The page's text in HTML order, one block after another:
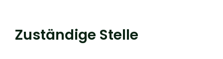
Zuständige Stelle